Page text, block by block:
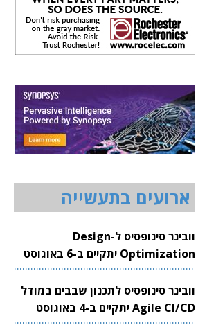
ארועים בתעשייה
וובינר סינופסיס ל-Design
Optimization יתקיים ב-6 באוגוסט
2026
וובינר סינופסיס לתכנון שבבים במודל
Agile CI/CD יתקיים ב-4 באוגוסט